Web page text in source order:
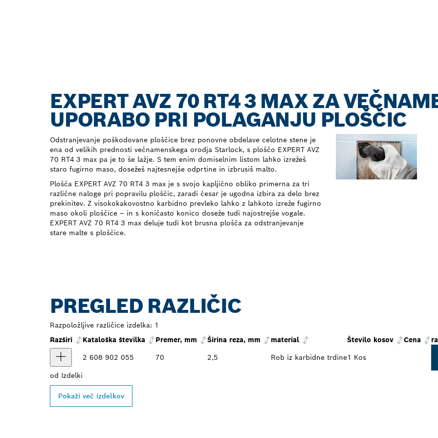
EXPERT AVZ 70 RT4 3 MAX ZA
UPORABO PRI POLAGANJU PLOŠČIC
Odstranjevanje poškodovane ploščice brez ponovne obdelave celotne stene je
ena od velikih prednosti večnamenskega orodja Starlock, s ploščo EXPERT AVZ
70 RT4 3 max pa je to še lažje. S tem enim domiselnim listom lahko izrežeš
staro fugirno maso, dosežeš najtesnejše odprtine in izbrusiš malto.
Plošča EXPERT AVZ 70 RT4 3 max je s svojo kapljično obliko primerna za tri
različne naloge pri popravilu ploščic, zaradi česar je ugodna izbira za delo brez
prekinitev. Z visokokakovostno karbidno prevleko lahko z lahkoto izreže fugirno
maso okoli ploščice – in s koničasto konico doseže tudi najostrejše vogale.
EXPERT AVZ 70 RT4 3 max deluje tudi kot brusna plošča za odstranjevanje
stare malte s ploščice.
PREGLED RAZLIČIC
Razpoložljive različice izdelka: 1
Razširi
Kataloška številka Premer, mm Širina reza, mm material Število kosov Cena
2 608 902 055
70 2,5 Rob iz karbidne trdine1 Kos
od Izdelki
Pokaži več izdelkov